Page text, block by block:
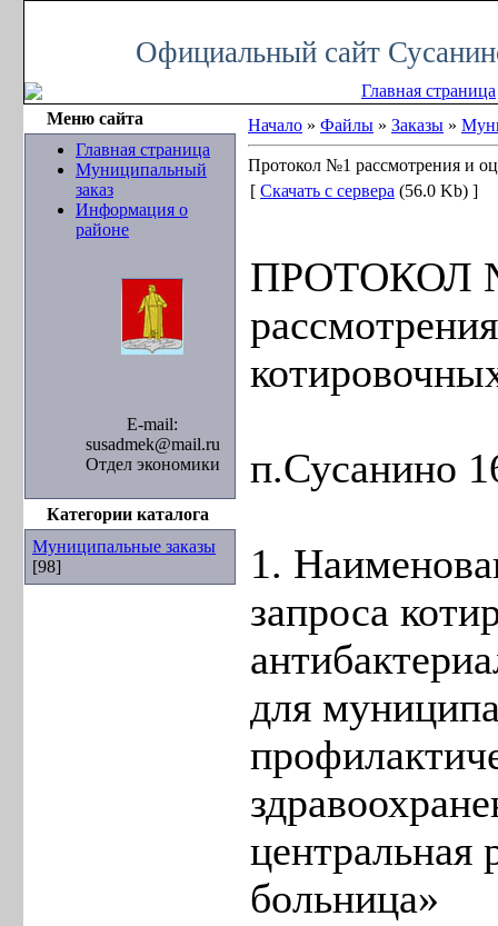
Официальный сайт
Главная страница
Меню сайта
Главная страница
Муниципальный
заказ
Информация о
районе
E-mail:
susadmek@mail.ru
Отдел экономики
Категории каталога
Муниципальные заказы
[98]
Начало » Файлы » Заказы »
Протокол №1 рассмотрения и
[ Скачать с сервера (56.0 Kb) ]
ПРОТОКОЛ
п.Сусанино
1.
запроса
для
центральная
больница»